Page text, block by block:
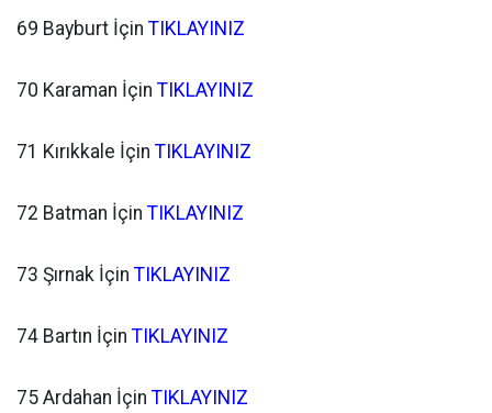
69 Bayburt İçin TIKLAYINIZ
70 Karaman İçin TIKLAYINIZ
71 Kırıkkale İçin TIKLAYINIZ
72 Batman İçin TIKLAYINIZ
73 Şırnak İçin TIKLAYINIZ
74 Bartın İçin TIKLAYINIZ
75 Ardahan İçin TIKLAYINIZ